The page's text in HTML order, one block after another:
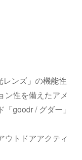
レンズ」の機能性
ン性を備えたアメ
goodr / グダー」
ウトドアアクティ